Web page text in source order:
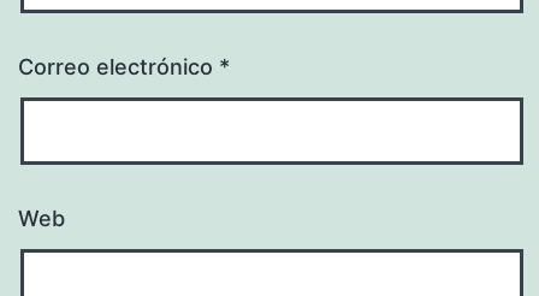
Correo electrónico *
Web